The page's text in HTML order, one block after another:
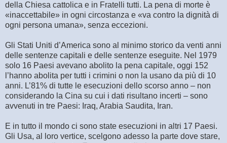
della Chiesa cattolica e in Fratelli tutti. La pena di morte è
«inaccettabile» in ogni circostanza e «va contro la dignità di
ogni persona umana», senza eccezioni.
Gli Stati Uniti d’America sono al minimo storico da venti anni
delle sentenze capitali e delle sentenze eseguite. Nel 1979
solo 16 Paesi avevano abolito la pena capitale, oggi 152
l’hanno abolita per tutti i crimini o non la usano da più di 10
anni. L’81% di tutte le esecuzioni dello scorso anno – non
considerando la Cina su cui i dati risultano incerti – sono
avvenuti in tre Paesi: Iraq, Arabia Saudita, Iran.
E in tutto il mondo ci sono state esecuzioni in altri 17 Paesi.
Gli Usa, al loro vertice, scelgono adesso la parte dove stare,